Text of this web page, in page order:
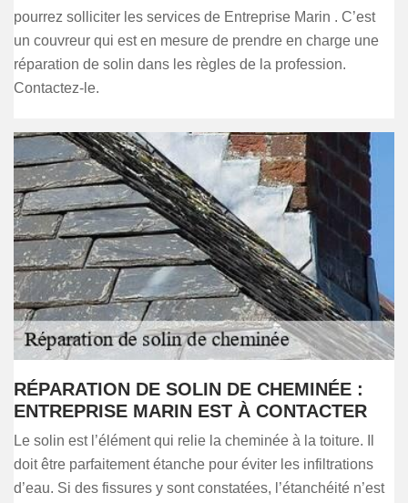
pourrez solliciter les services de Entreprise Marin . C’est
un couvreur qui est en mesure de prendre en charge une
réparation de solin dans les règles de la profession.
Contactez-le.
RÉPARATION DE SOLIN DE CHEMINÉE :
ENTREPRISE MARIN EST À CONTACTER
Le solin est l’élément qui relie la cheminée à la toiture. Il
doit être parfaitement étanche pour éviter les infiltrations
d’eau. Si des fissures y sont constatées, l’étanchéité n’est